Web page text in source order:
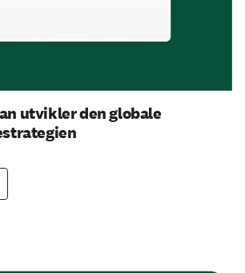
utvikler den globale